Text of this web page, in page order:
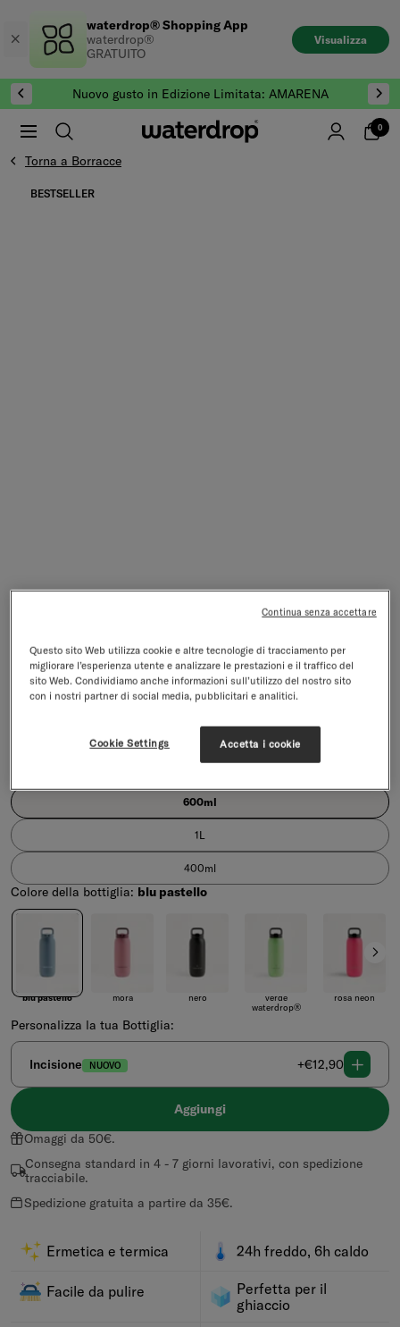
contenuto
waterdrop® Shopping App
waterdrop®
GRATUITO
Visualizza
Nuovo gusto in Edizione Limitata: AMARENA
0
Torna a Borracce
BESTSELLER
Borraccia Termica - Coperchio con Cannuccia
4.7/5 47 recensioni
Prezzo di vendita
€34,90IVA inclusa,spedizione esclusa
Seleziona un’opzione
Borraccia Termica - Coperchio con Cannuccia
Size 600ml
1L
400ml
Colore della bottiglia: blu pastello
Colore della bottiglia
blu pastello
blu pastello mora nero
verde
waterdrop®
rosa neon
Personalizza la tua Bottiglia:
Incisione NUOVO
Prezzo
+€12,90
Aggiungi
Omaggi da 50€.
Consegna standard in 4 - 7 giorni lavorativi, con spedizione
tracciabile.
Spedizione gratuita a partire da 35€.
Ermetica e termica 24h freddo, 6h caldo
Facile da pulire
Perfetta per il
ghiaccio
Questo sito Web utilizza cookie e altre tecnologie di tracciamento per
migliorare l’esperienza utente e analizzare le prestazioni e il traffico del
sito Web. Condividiamo anche informazioni sull’utilizzo del nostro sito
con i nostri partner di social media, pubblicitari e analitici.
Accetta i cookie
Cookie Settings
Continua senza accettare